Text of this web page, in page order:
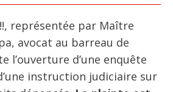
!!, représentée par Maître
avocat au barreau de
l’ouverture d’une enquête
instruction judiciaire sur